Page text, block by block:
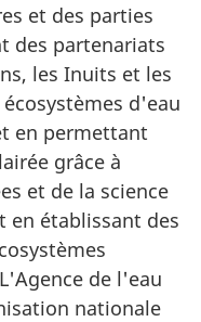
et des parties
des partenariats
les Inuits et les
d'eau
en permettant
grâce à
et de la science
en établissant des
de l'eau
nationale